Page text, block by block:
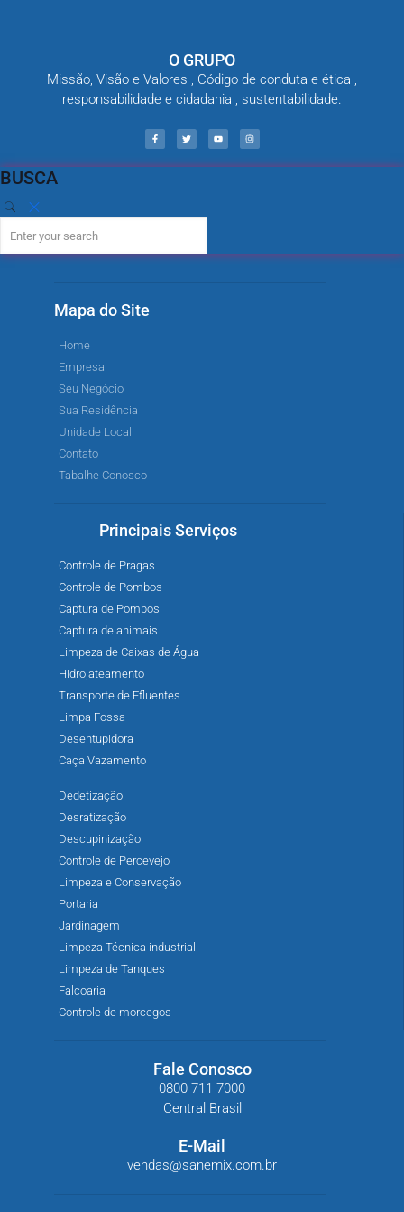
O GRUPO
Missão, Visão e Valores , Código de conduta e ética ,
responsabilidade e cidadania , sustentabilidade.
BUSCA
Mapa do Site
Home
Empresa
Seu Negócio
Sua Residência
Unidade Local
Contato
Tabalhe Conosco
Principais Serviços
Controle de Pragas
Controle de Pombos
Captura de Pombos
Captura de animais
Limpeza de Caixas de Água
Hidrojateamento
Transporte de Efluentes
Limpa Fossa
Desentupidora
Caça Vazamento
Dedetização
Desratização
Descupinização
Controle de Percevejo
Limpeza e Conservação
Portaria
Jardinagem
Limpeza Técnica industrial
Limpeza de Tanques
Falcoaria
Controle de morcegos
Fale Conosco
0800 711 7000
Central Brasil
E-Mail
vendas@sanemix.com.br